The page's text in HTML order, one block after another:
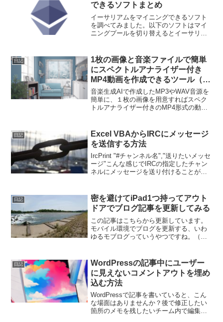
できるソフトまとめ
イーサリアムをマイニングできるソフト
を調べてみました。以下のソフトはマイ
ニングプールを切り替えるとイーサリア
応GPU Nvidia/AMDEthminer手...
日記
1枚の画像と音楽ファイルで簡単
にスペクトルアナライザー付き
MP4動画を作成できるツール（ス
クリプト）
音楽生成AIで作成したMP3やWAV音源を
簡単に、１枚の画像を用意すればスペク
トルアナライザー付きのMP4形式の動画
ルと、１枚の画像を用意すれば簡単に作
成できます。ツ...
日記
Excel VBAからIRCにメッセージ
を送信する方法
IrcPrint "#チャンネル名","送りたいメッセ
ージ"こんな感じでIRCの指定したチャン
ネルにメッセージを送り付けることがで
の出力先のよ...
日記
密を避けてiPad1つ持ってアウト
ドアでブログ記事を更新してみる
この記事はこちらから更新しています。
モバイル環境でブログを更新する、いわ
ゆるモブログっていうやつですね。（多
デジカメディレクターチェア日傘飲料...
日記
WordPressの記事中にユーザー
に見えないコメントアウトを埋め
込む方法
WordPressで記事を書いていると、こん
な場面はありませんか？後で修正したい
箇所のメモを残したいチーム内で編集意